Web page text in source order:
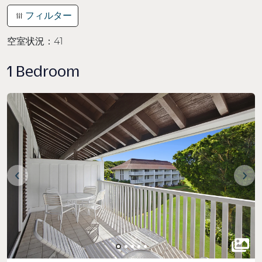
フィルター
空室状況： 41
1 Bedroom